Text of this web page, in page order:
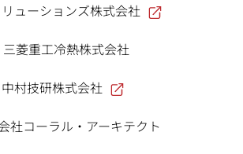
ューションズ株式会社
三菱重工冷熱株式会社
中村技研株式会社
社コーラル・アーキテクト